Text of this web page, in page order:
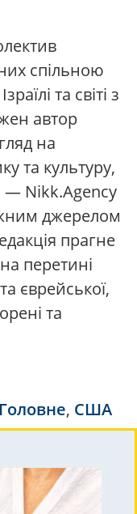
спільною
та світі з
автор
на
та культуру,
Nikk.Agency
джерелом
прагне
перетині
єврейської,
та
Головне, США